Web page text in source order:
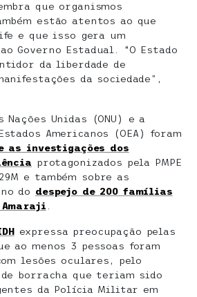
que organismos
estão atentos ao que
e que isso gera um
Governo Estadual. “O Estado
da liberdade de
da sociedade”,
Nações Unidas (ONU) e a
Americanos (OEA) foram
as investigações dos
protagonizados pela PMPE
e também sobre as
do despejo de 200 famílias
expressa preocupação pelas
ao menos 3 pessoas foram
lesões oculares, pelo
borracha que teriam sido
da Polícia Militar em